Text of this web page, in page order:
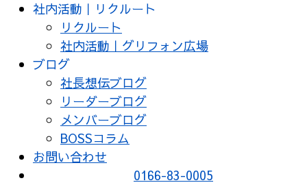
社内活動｜リクルート
リクルート
社内活動｜グリフォン広場
ブログ
社長想伝ブログ
リーダーブログ
メンバーブログ
BOSSコラム
お問い合わせ
0166-83-0005